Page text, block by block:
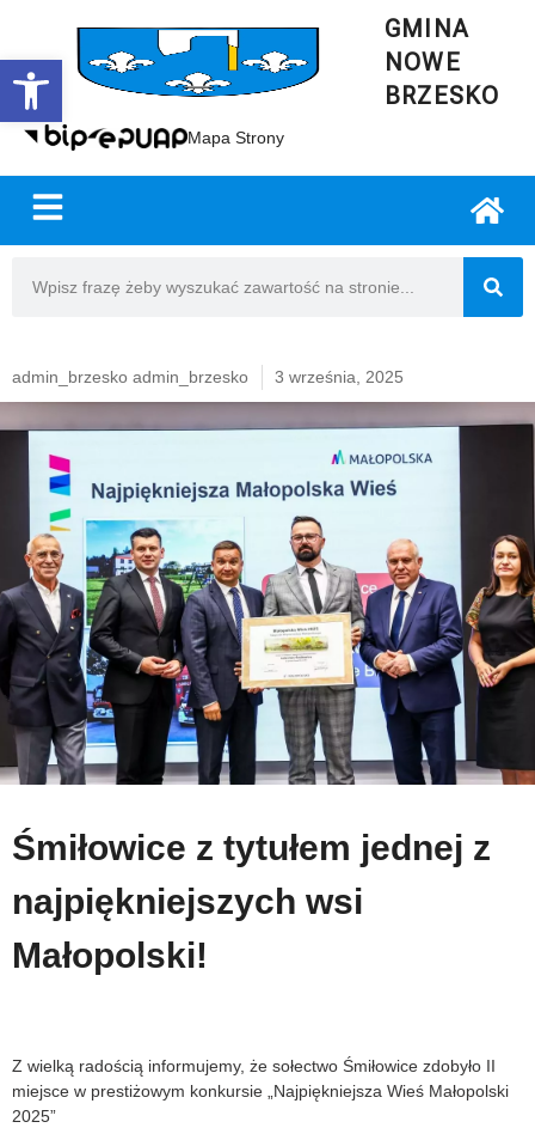
Open toolbar
GMINA
NOWE
BRZESKO
Mapa Strony
admin_brzesko admin_brzesko 3 września, 2025
Śmiłowice z tytułem jednej z
najpiękniejszych wsi
Małopolski!
Z wielką radością informujemy, że sołectwo Śmiłowice zdobyło II
miejsce w prestiżowym konkursie „Najpiękniejsza Wieś Małopolski
2025”